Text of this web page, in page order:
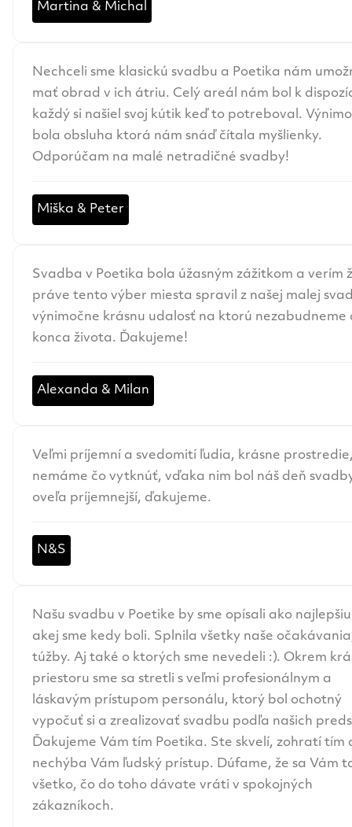
Martina & Michal
Nechceli sme klasickú svadbu a Poetika nám
mať obrad v ich átriu. Celý areál nám bol k
každý si našiel svoj kútik keď to potreboval.
bola obsluha ktorá nám snáď čítala myšlienky.
Odporúčam na malé netradičné svadby!
Miška & Peter
Svadba v Poetika bola úžasným zážitkom a verím
práve tento výber miesta spravil z našej malej
výnimočne krásnu udalosť na ktorú nezabudneme
konca života. Ďakujeme!
Alexanda & Milan
Veľmi príjemní a svedomití ľudia, krásne
nemáme čo vytknúť, vďaka nim bol náš deň
oveľa príjemnejší, ďakujeme.
N&S
Našu svadbu v Poetike by sme opísali ako
akej sme kedy boli. Splnila všetky naše
túžby. Aj také o ktorých sme nevedeli :). Okrem
priestoru sme sa stretli s veľmi profesionálnym a
láskavým prístupom personálu, ktorý bol ochotný
vypočuť si a zrealizovať svadbu podľa našich
Ďakujeme Vám tím Poetika. Ste skvelí, zohratí tím
nechýba Vám ľudský prístup. Dúfame, že sa Vám
všetko, čo do toho dávate vráti v spokojných
zákazníkoch.